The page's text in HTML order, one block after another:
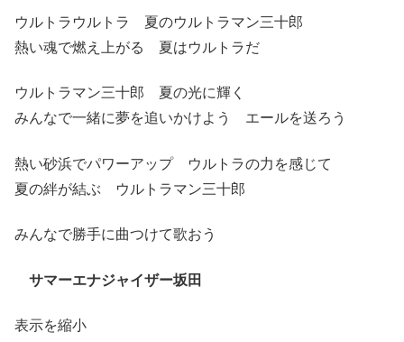
ウルトラウルトラ 夏のウルトラマン三十郎
熱い魂で燃え上がる 夏はウルトラだ
ウルトラマン三十郎 夏の光に輝く
みんなで一緒に夢を追いかけよう エールを送ろう
熱い砂浜でパワーアップ ウルトラの力を感じて
夏の絆が結ぶ ウルトラマン三十郎
みんなで勝手に曲つけて歌おう
サマーエナジャイザー坂田
表示を縮小